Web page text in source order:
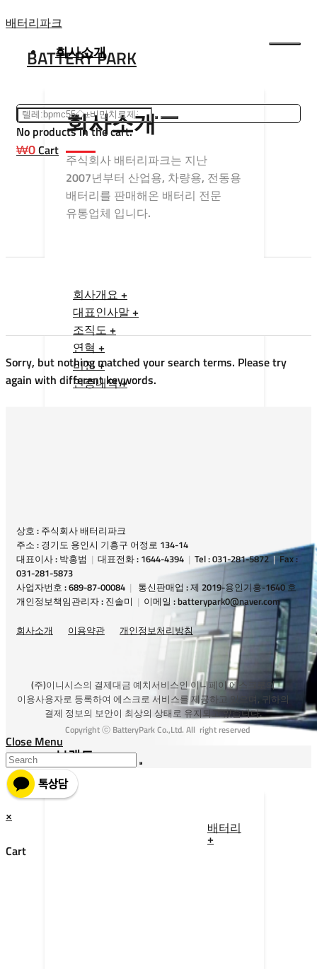
Skip
content
배터리파크
BATTERY PARK
회사소개
회사소개
주식회사 배터리파크는 지난
2007년부터 산업용, 차량용, 전동용
배터리를 판매해온 배터리 전문
유통업체 입니다.
회사개요 +
대표인사말 +
조직도 +
연혁 +
비전 +
인증내역 +
브랜드
배터리
+
No products in the cart.
₩0Cart
Sorry, but nothing matched your search terms. Please try
again with different keywords.
상호 : 주식회사 배터리파크
주소 : 경기도 용인시 기흥구 어정로 134-14
대표이사 : 박홍범 | 대표전화 : 1644-4394 | Tel : 031-281-5872|Fax :
031-281-5873
사업자번호 : 689-87-00084 | 통신판매업 : 제 2019-용인기흥-1640 호
개인정보책임관리자 : 진솔미 | 이메일 : batterypark0@naver.com
회사소개 이용약관 개인정보처리방침
(주)이니시스의 결제대금 예치서비스인 이니페이 에스크로의
이용사용자로 등록하여 에스크로 서비스를 제공하고 있으며, 귀하의
결제 정보의 보안이 최상의 상태로 유지되고 있습니다.
Copyright ⓒ BatteryPark Co.,Ltd. All right reserved
Close Menu
×
Cart